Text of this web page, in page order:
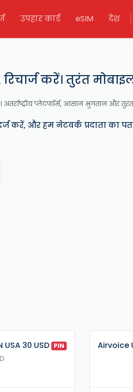
उपहार कार्ड eSIM देश
करें। तुरंत मोबाइल
प्लेटफॉर्म, आसान भुगतान और
करें, और हम नेटवर्क प्रदाता का
USA 30 USD PIN Airvoice